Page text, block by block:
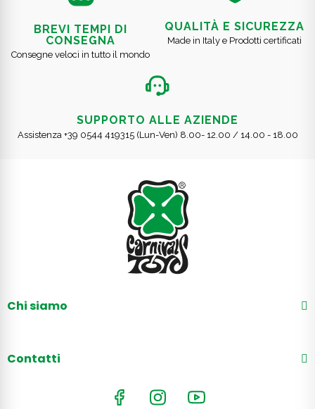
BREVI TEMPI DI
CONSEGNA
Consegne veloci in tutto il mondo
QUALITÀ E SICUREZZA
Made in Italy e Prodotti certificati
SUPPORTO ALLE AZIENDE
Assistenza +39 0544 419315 (Lun-Ven) 8.00- 12.00 / 14.00 - 18.00
Chi siamo
Contatti